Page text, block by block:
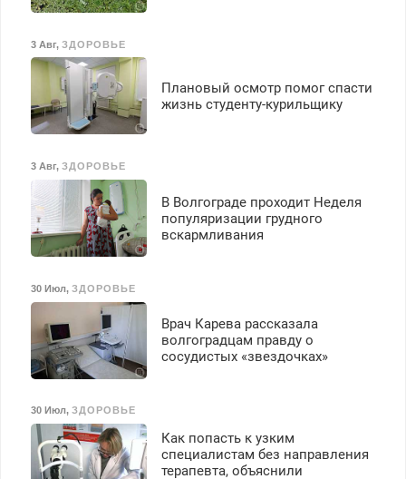
3 Авг, ЗДОРОВЬЕ
Плановый осмотр помог спасти
жизнь студенту-курильщику
3 Авг, ЗДОРОВЬЕ
В Волгограде проходит Неделя
популяризации грудного
вскармливания
30 Июл, ЗДОРОВЬЕ
Врач Карева рассказала
волгоградцам правду о
сосудистых «звездочках»
30 Июл, ЗДОРОВЬЕ
Как попасть к узким
специалистам без направления
терапевта, объяснили